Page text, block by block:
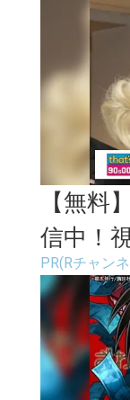
【無料
信中！
貯まる
PR(Rチャン